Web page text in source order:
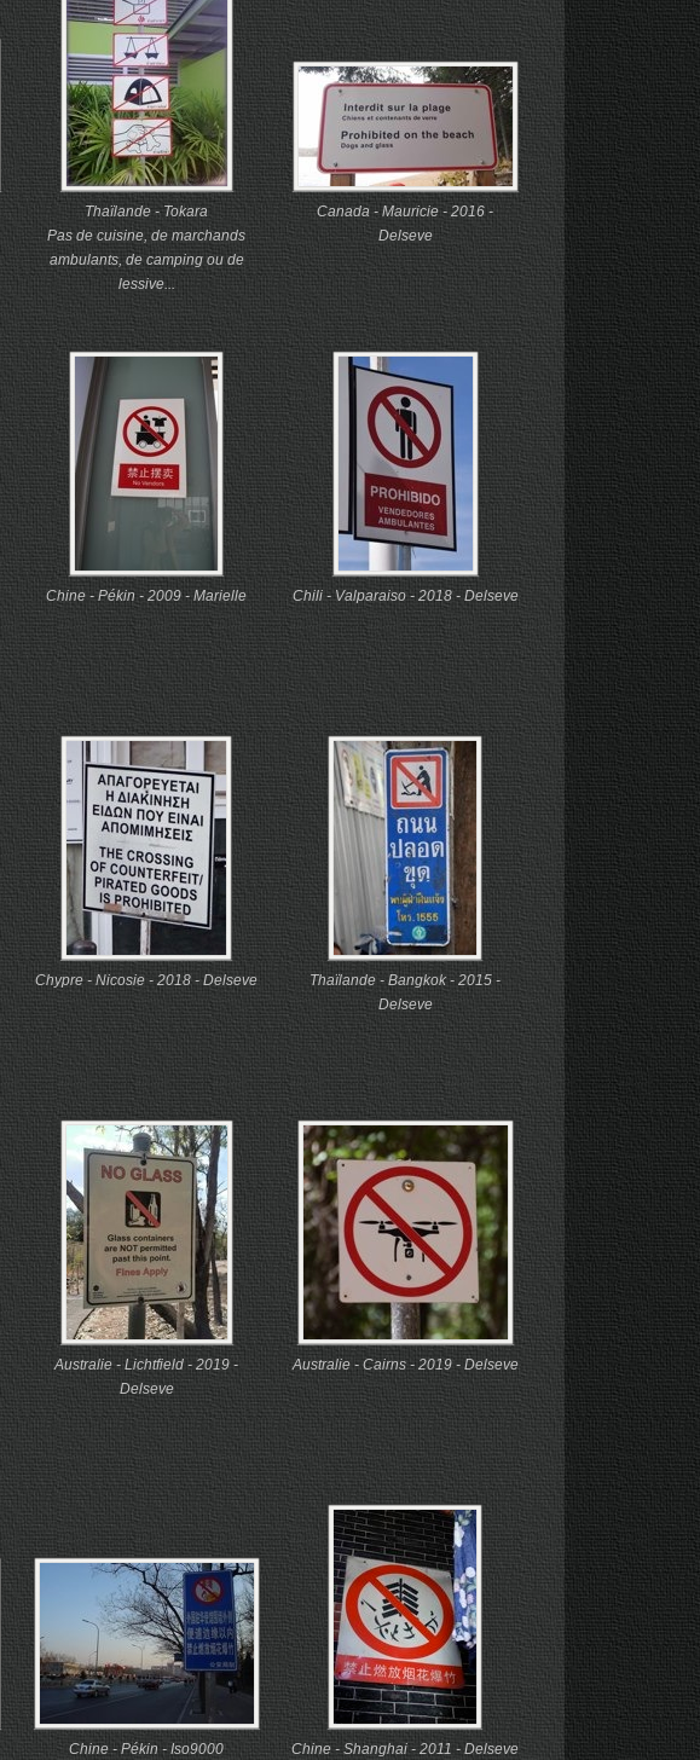
Thaïlande - Tokara
Pas de cuisine, de marchands
ambulants, de camping ou de
lessive...
Canada - Mauricie - 2016 -
Delseve
Chine - Pékin - 2009 - Marielle Chili - Valparaiso - 2018 - Delseve
Chypre - Nicosie - 2018 - Delseve
Thaïlande - Bangkok - 2015 -
Delseve
Australie - Lichtfield - 2019 -
Delseve
Australie - Cairns - 2019 - Delseve
Chine - Pékin - Iso9000 Chine - Shanghai - 2011 - Delseve